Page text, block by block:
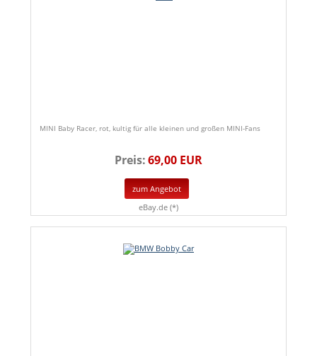
MINI Baby Racer, rot, kultig für alle kleinen und großen MINI-Fans
Preis:69,00 EUR
zum Angebot
eBay.de (*)